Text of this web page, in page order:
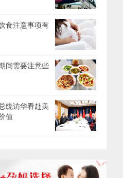
食注意事项有
间需要注意些
统访华看赴美
值